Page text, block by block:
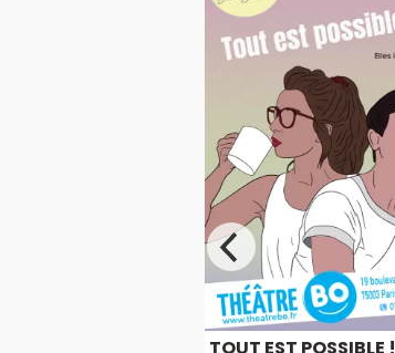
TOUT EST POSSIBLE !